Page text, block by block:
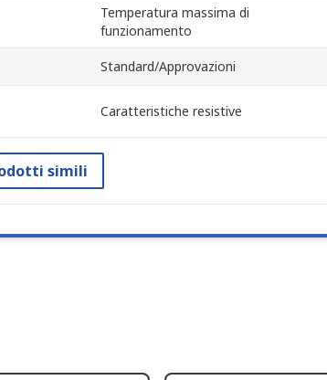
Temperatura massima di
funzionamento
Standard/Approvazioni
Caratteristiche resistive
simili